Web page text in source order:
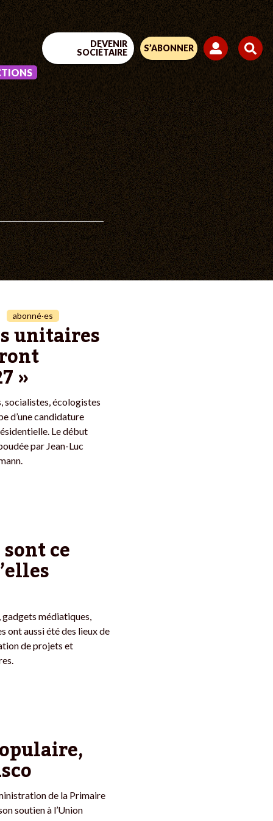
DEVENIR
SOCIÉTAIRE
S’ABONNER
abonné·es
unitaires
»
socialistes, écologistes
d’une candidature
Le début
par Jean-Luc
ce
gadgets médiatiques,
ont aussi été des lieux de
de projets et
de la Primaire
soutien à l’Union